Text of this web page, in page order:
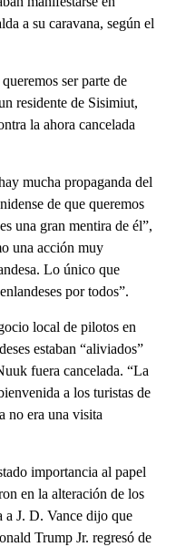
a su caravana, según el
ser parte de
residente de Sisimiut,
la ahora cancelada
mucha propaganda del
de que queremos
una gran mentira de él”,
una acción muy
Lo único que
por todos”.
local de pilotos en
estaban “aliviados”
fuera cancelada. “La
a los turistas de
no era una visita
importancia al papel
en la alteración de los
a J. D. Vance dijo que
Trump Jr. regresó de